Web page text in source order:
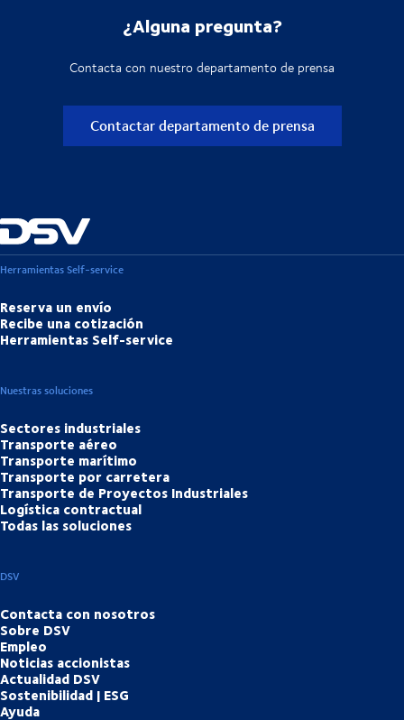
¿Alguna pregunta?
Contacta con nuestro departamento de prensa
Contactar departamento de prensa
Herramientas Self-service
Reserva un envío
Recibe una cotización
Herramientas Self-service
Nuestras soluciones
Sectores industriales
Transporte aéreo
Transporte marítimo
Transporte por carretera
Transporte de Proyectos Industriales
Logística contractual
Todas las soluciones
DSV
Contacta con nosotros
Sobre DSV
Empleo
Noticias accionistas
Actualidad DSV
Sostenibilidad | ESG
Ayuda